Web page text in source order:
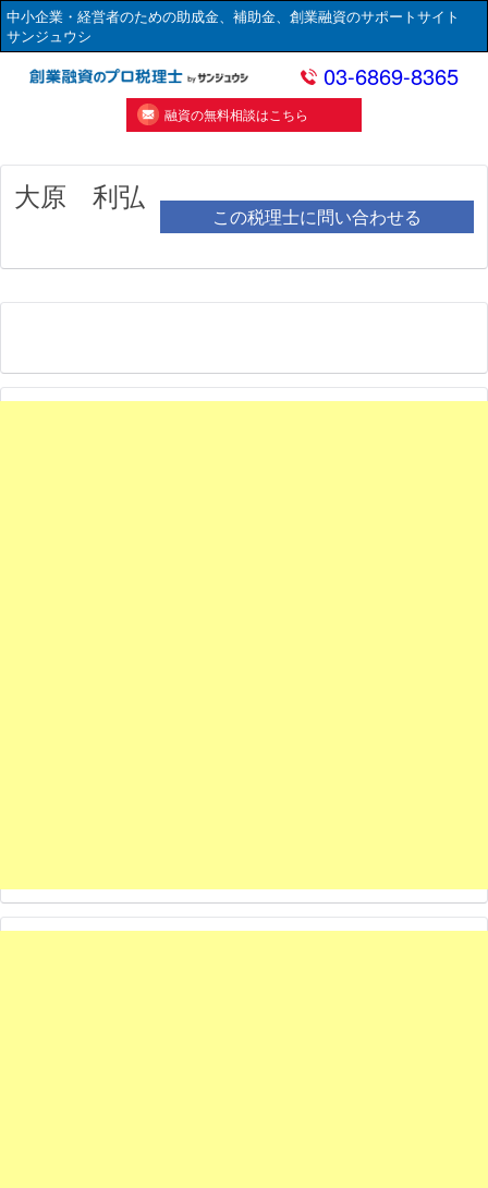
中小企業・経営者のための助成金、補助金、創業融資のサポートサイト
サンジュウシ
03-6869-8365
融資の無料相談はこちら
大原 利弘
この税理士に問い合わせる